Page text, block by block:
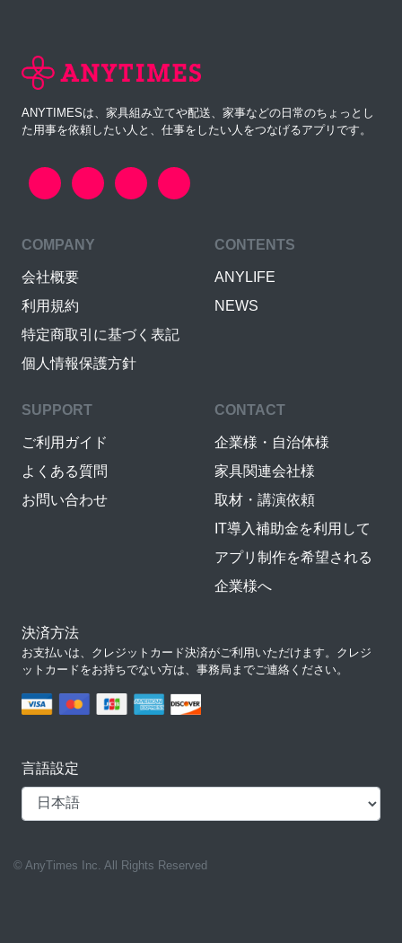
ANYTIMESは、家具組み立てや配送、家事などの日常のちょっとし
た用事を依頼したい人と、仕事をしたい人をつなげるアプリです。
COMPANY
会社概要
利用規約
特定商取引に基づく表記
個人情報保護方針
CONTENTS
ANYLIFE
NEWS
SUPPORT
ご利用ガイド
よくある質問
お問い合わせ
CONTACT
企業様・自治体様
家具関連会社様
取材・講演依頼
IT導入補助金を利用して
アプリ制作を希望される
企業様へ
決済方法
お支払いは、クレジットカード決済がご利用いただけます。クレジ
ットカードをお持ちでない方は、事務局までご連絡ください。
言語設定
© AnyTimes Inc. All Rights Reserved